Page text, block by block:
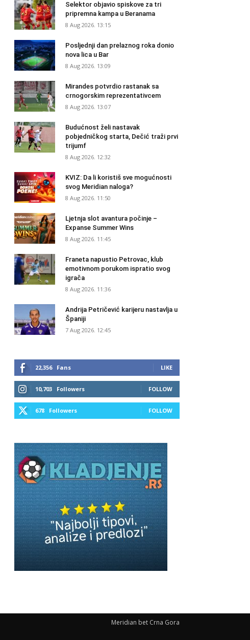
Selektor objavio spiskove za tri
pripremna kampa u Beranama
8 Aug 2026. 13:15
Posljednji dan prelaznog roka donio
nova lica u Bar
8 Aug 2026. 13:09
Mirandes potvrdio rastanak sa
crnogorskim reprezentativcem
8 Aug 2026. 13:07
Budućnost želi nastavak
pobjedničkog starta, Dečić traži prvi
trijumf
8 Aug 2026. 12:32
KVIZ: Da li koristiš sve mogućnosti
svog Meridian naloga?
8 Aug 2026. 11:50
Ljetnja slot avantura počinje –
Expanse Summer Wins
8 Aug 2026. 11:45
Franeta napustio Petrovac, klub
emotivnom porukom ispratio svog
igrača
8 Aug 2026. 11:36
Andrija Petričević karijeru nastavlja u
Španiji
7 Aug 2026. 12:45
22,356 Fans LIKE
10,703 Followers FOLLOW
678 Followers FOLLOW
Meridian bet Crna Gora